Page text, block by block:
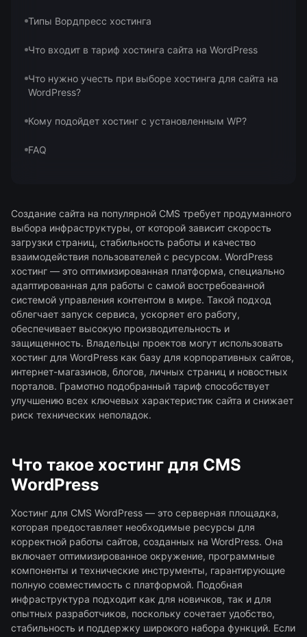
Типы Вордпресс хостинга
Что входит в тариф хостинга сайта на WordPress
Что нужно учесть при выборе хостинга для сайта на
WordPress?
Кому подойдет хостинг с установленным WP?
FAQ
Создание сайта на популярной CMS требует продуманного
выбора инфраструктуры, от которой зависит скорость
загрузки страниц, стабильность работы и качество
взаимодействия пользователей с ресурсом. WordPress
хостинг — это оптимизированная платформа, специально
адаптированная для работы с самой востребованной
системой управления контентом в мире. Такой подход
облегчает запуск сервиса, ускоряет его работу,
обеспечивает высокую производительность и
защищенность. Владельцы проектов могут использовать
хостинг для WordPress как базу для корпоративных сайтов,
интернет-магазинов, блогов, личных страниц и новостных
порталов. Грамотно подобранный тариф способствует
улучшению всех ключевых характеристик сайта и снижает
риск технических неполадок.
Что такое хостинг для CMS
WordPress
Хостинг для CMS WordPress — это серверная площадка,
которая предоставляет необходимые ресурсы для
корректной работы сайтов, созданных на WordPress. Она
включает оптимизированное окружение, программные
компоненты и технические инструменты, гарантирующие
полную совместимость с платформой. Подобная
инфраструктура подходит как для новичков, так и для
опытных разработчиков, поскольку сочетает удобство,
стабильность и поддержку широкого набора функций. Если